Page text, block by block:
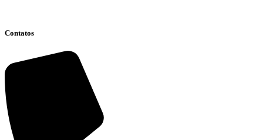
Contatos